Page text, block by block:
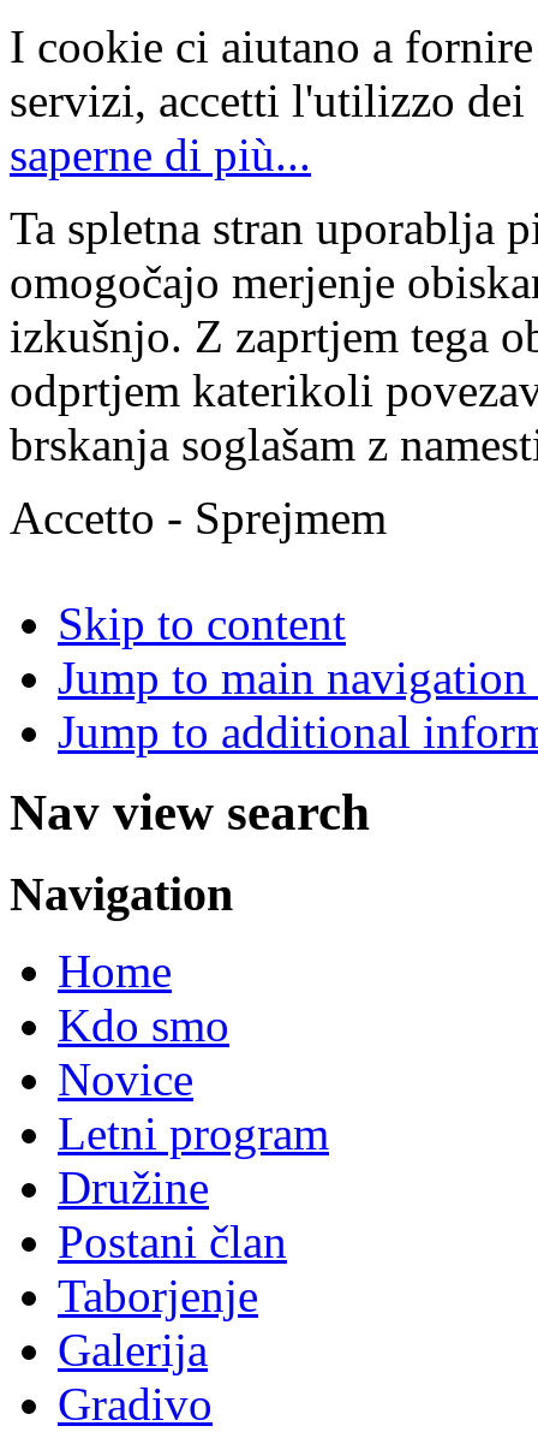
I cookie ci aiutano a
servizi, accetti l'utilizzo
saperne di più...
Ta spletna stran uporablja
omogočajo merjenje
izkušnjo. Z zaprtjem tega
odprtjem katerikoli
brskanja soglašam z
Accetto - Sprejmem
Skip to content
Jump to main
Jump to additional
Nav view search
Navigation
Home
Kdo smo
Novice
Letni program
Družine
Postani član
Taborjenje
Galerija
Gradivo